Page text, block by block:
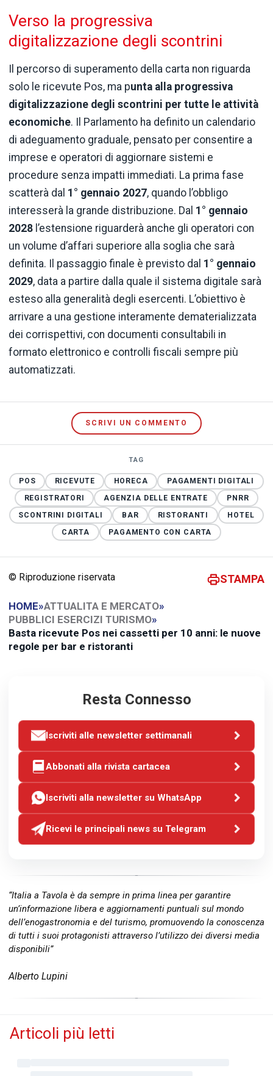
Verso la progressiva
digitalizzazione degli scontrini
Il percorso di superamento della carta non riguarda
solo le ricevute Pos, ma punta alla progressiva
digitalizzazione degli scontrini per tutte le attività
economiche. Il Parlamento ha definito un calendario
di adeguamento graduale, pensato per consentire a
imprese e operatori di aggiornare sistemi e
procedure senza impatti immediati. La prima fase
scatterà dal 1° gennaio 2027, quando l’obbligo
interesserà la grande distribuzione. Dal 1° gennaio
2028 l’estensione riguarderà anche gli operatori con
un volume d’affari superiore alla soglia che sarà
definita. Il passaggio finale è previsto dal 1° gennaio
2029, data a partire dalla quale il sistema digitale sarà
esteso alla generalità degli esercenti. L’obiettivo è
arrivare a una gestione interamente dematerializzata
dei corrispettivi, con documenti consultabili in
formato elettronico e controlli fiscali sempre più
automatizzati.
SCRIVI UN COMMENTO
TAG
POS RICEVUTE HORECA
PAGAMENTI DIGITALI
REGISTRATORI
AGENZIA DELLE ENTRATE
PNRR
SCONTRINI DIGITALI
BAR RISTORANTI
HOTEL
CARTA
PAGAMENTO CON CARTA
© Riproduzione riservata STAMPA
HOME»ATTUALITA E MERCATO»
PUBBLICI ESERCIZI TURISMO»
Basta ricevute Pos nei cassetti per 10 anni: le nuove
regole per bar e ristoranti
Resta Connesso
Iscriviti alle newsletter settimanali
Abbonati alla rivista cartacea
Iscriviti alla newsletter su WhatsApp
Ricevi le principali news su Telegram
“Italia a Tavola è da sempre in prima linea per garantire
un’informazione libera e aggiornamenti puntuali sul mondo
dell’enogastronomia e del turismo, promuovendo la conoscenza
di tutti i suoi protagonisti attraverso l’utilizzo dei diversi media
disponibili”
Alberto Lupini
Articoli più letti